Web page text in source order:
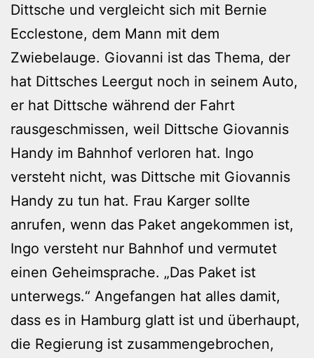
Dittsche und vergleicht sich mit Bernie
Ecclestone, dem Mann mit dem
Zwiebelauge. Giovanni ist das Thema, der
hat Dittsches Leergut noch in seinem Auto,
er hat Dittsche während der Fahrt
rausgeschmissen, weil Dittsche Giovannis
Handy im Bahnhof verloren hat. Ingo
versteht nicht, was Dittsche mit Giovannis
Handy zu tun hat. Frau Karger sollte
anrufen, wenn das Paket angekommen ist,
Ingo versteht nur Bahnhof und vermutet
einen Geheimsprache. „Das Paket ist
unterwegs.“ Angefangen hat alles damit,
dass es in Hamburg glatt ist und überhaupt,
die Regierung ist zusammengebrochen,